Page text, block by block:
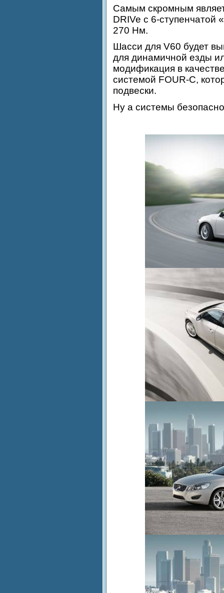
Самым скромным
DRIVe с 6-ступенчатой
270 Нм.
Шасси для V60 будет
для динамичной езды
модификация в
системой FOUR-C,
подвески.
Ну а системы